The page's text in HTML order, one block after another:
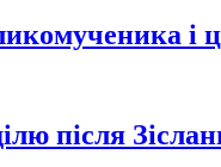
і
після